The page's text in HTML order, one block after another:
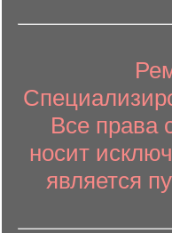
Все права
носит
является